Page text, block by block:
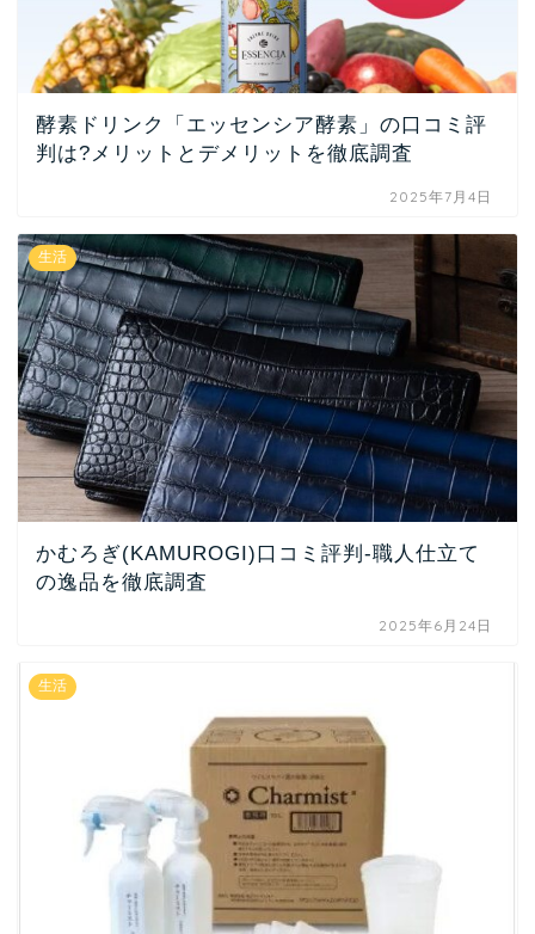
酵素ドリンク「エッセンシア酵素」の口コミ評
判は?メリットとデメリットを徹底調査
2025年7月4日
生活
かむろぎ(KAMUROGI)口コミ評判-職人仕立て
の逸品を徹底調査
2025年6月24日
生活